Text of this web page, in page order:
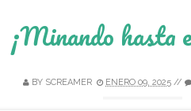
¡Minando hasta
BY SCREAMER ENERO 09, 2025 //